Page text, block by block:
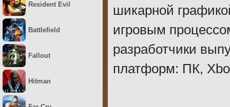
шикарной
игровым
разработчики
платформ: ПК,
Resident Evil
Battlefield
Fallout
Hitman